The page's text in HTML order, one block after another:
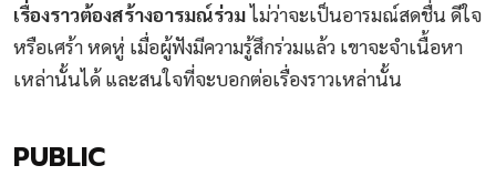
เรื่องราวต้องสร้างอารมณ์ร่วมไม่ว่าจะเป็นอารมณ์สดชื่น ดีใจ
หรือเศร้า หดหู่ เมื่อผู้ฟังมีความรู้สึกร่วมแล้ว เขาจะจำเนื้อหา
เหล่านั้นได้ และสนใจที่จะบอกต่อเรื่องราวเหล่านั้น
PUBLIC